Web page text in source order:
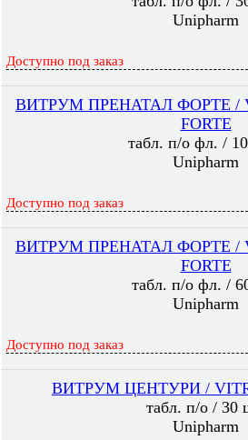
Unipharm
Доступно под заказ
ВИТРУМ ПРЕНАТАЛ ФОРТЕ /
FORTE
табл. п/о фл. /
Unipharm
Доступно под заказ
ВИТРУМ ПРЕНАТАЛ ФОРТЕ /
FORTE
табл. п/о фл. /
Unipharm
Доступно под заказ
ВИТРУМ ЦЕНТУРИ /
табл. п/о / 30
Unipharm